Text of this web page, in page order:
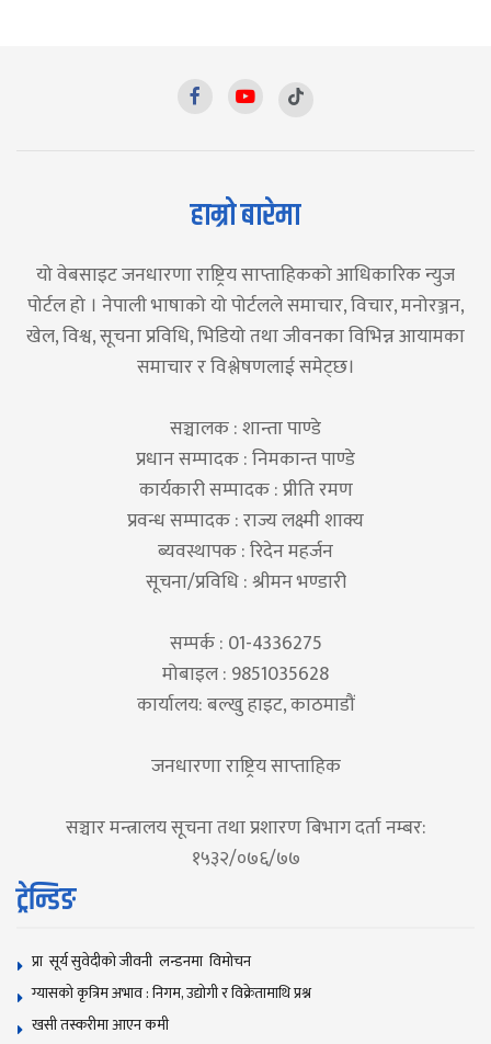
हाम्रो बारेमा
यो वेबसाइट जनधारणा राष्ट्रिय साप्ताहिकको आधिकारिक न्युज
पोर्टल हो । नेपाली भाषाको यो पोर्टलले समाचार, विचार, मनोरञ्जन,
खेल, विश्व, सूचना प्रविधि, भिडियो तथा जीवनका विभिन्न आयामका
समाचार र विश्लेषणलाई समेट्छ।
सञ्चालक : शान्ता पाण्डे
प्रधान सम्पादक : निमकान्त पाण्डे
कार्यकारी सम्पादक : प्रीति रमण
प्रवन्ध सम्पादक : राज्य लक्ष्मी शाक्य
ब्यवस्थापक : रिदेन महर्जन
सूचना/प्रविधि : श्रीमन भण्डारी
सम्पर्क : 01-4336275
मोबाइल : 9851035628
कार्यालय: बल्खु हाइट, काठमाडौं
जनधारणा राष्ट्रिय साप्ताहिक
सञ्चार मन्त्रालय सूचना तथा प्रशारण बिभाग दर्ता नम्बर:
१५३२/०७६/७७
ट्रेन्डिङ
प्रा सूर्य सुवेदीको जीवनी लन्डनमा विमोचन
ग्यासको कृत्रिम अभाव : निगम, उद्योगी र विक्रेतामाथि प्रश्न
खसी तस्करीमा आएन कमी